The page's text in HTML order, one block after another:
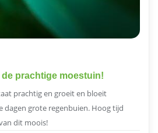
prachtige moestuin!
prachtig en groeit en bloeit
dagen grote regenbuien. Hoog tijd
dit moois!